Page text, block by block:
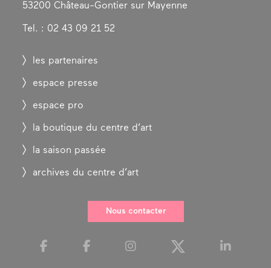
53200 Château-Gontier sur Mayenne
Tel. : 02 43 09 21 52
les partenaires
espace presse
espace pro
la boutique du centre d’art
la saison passée
archives du centre d’art
Nous contacter